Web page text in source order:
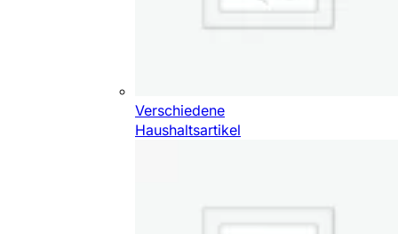
Verschiedene
Haushaltsartikel